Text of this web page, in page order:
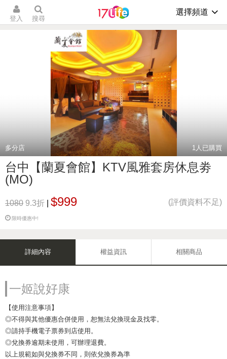
登入 搜尋
選擇頻道
多分店 1人已購買
台中【蘭夏會館】KTV風雅套房休息劵
(MO)
1080 9.3折 $999 (評價資料不足)
限時優惠中!
詳細內容 權益資訊 相關商品
一姬說好康
【使用注意事項】
◎不得與其他優惠合併使用，恕無法兌換現金及找零。
◎請持手機電子票券到店使用。
◎兌換券逾期未使用，可辦理退費。
以上規範如與兌換券不同，則依兌換券為準